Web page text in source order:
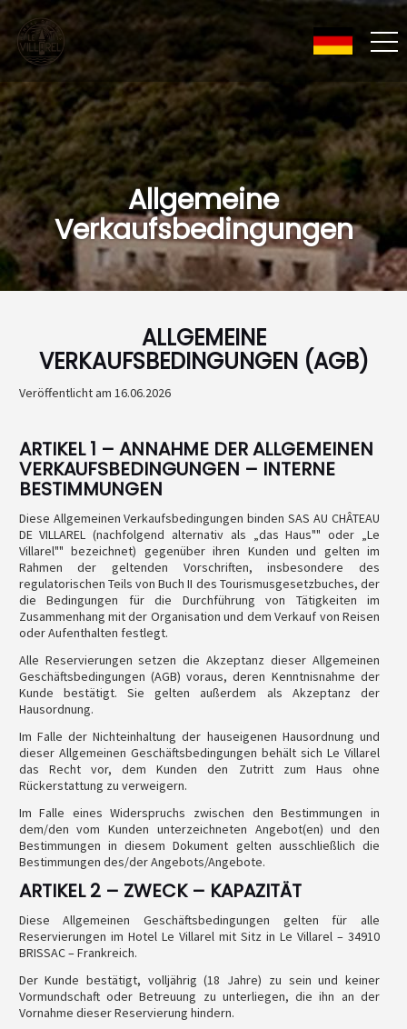
Allgemeine
Verkaufsbedingungen
ALLGEMEINE
VERKAUFSBEDINGUNGEN (AGB)
Veröffentlicht am 16.06.2026
ARTIKEL 1 – ANNAHME DER ALLGEMEINEN
VERKAUFSBEDINGUNGEN – INTERNE
BESTIMMUNGEN
Diese Allgemeinen Verkaufsbedingungen binden SAS AU CHÂTEAU
DE VILLAREL (nachfolgend alternativ als „das Haus"" oder „Le
Villarel"" bezeichnet) gegenüber ihren Kunden und gelten im
Rahmen der geltenden Vorschriften, insbesondere des
regulatorischen Teils von Buch II des Tourismusgesetzbuches, der
die Bedingungen für die Durchführung von Tätigkeiten im
Zusammenhang mit der Organisation und dem Verkauf von Reisen
oder Aufenthalten festlegt.
Alle Reservierungen setzen die Akzeptanz dieser Allgemeinen
Geschäftsbedingungen (AGB) voraus, deren Kenntnisnahme der
Kunde bestätigt. Sie gelten außerdem als Akzeptanz der
Hausordnung.
Im Falle der Nichteinhaltung der hauseigenen Hausordnung und
dieser Allgemeinen Geschäftsbedingungen behält sich Le Villarel
das Recht vor, dem Kunden den Zutritt zum Haus ohne
Rückerstattung zu verweigern.
Im Falle eines Widerspruchs zwischen den Bestimmungen in
dem/den vom Kunden unterzeichneten Angebot(en) und den
Bestimmungen in diesem Dokument gelten ausschließlich die
Bestimmungen des/der Angebots/Angebote.
ARTIKEL 2 – ZWECK – KAPAZITÄT
Diese Allgemeinen Geschäftsbedingungen gelten für alle
Reservierungen im Hotel Le Villarel mit Sitz in Le Villarel – 34910
BRISSAC – Frankreich.
Der Kunde bestätigt, volljährig (18 Jahre) zu sein und keiner
Vormundschaft oder Betreuung zu unterliegen, die ihn an der
Vornahme dieser Reservierung hindern.